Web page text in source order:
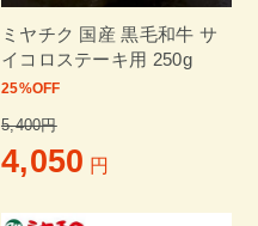
ミヤチク 国産 黒毛和牛 サ
イコロステーキ用 250g
25%OFF
5,400円
4,050 円